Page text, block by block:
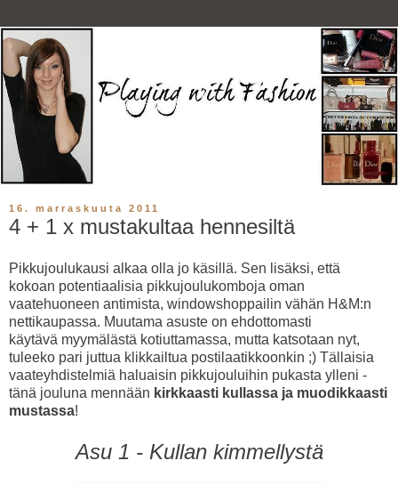
16. marraskuuta 2011
4 + 1 x mustakultaa hennesiltä
Pikkujoulukausi alkaa olla jo käsillä. Sen lisäksi, että
kokoan potentiaalisia pikkujoulukomboja oman
vaatehuoneen antimista, windowshoppailin vähän H&M:n
nettikaupassa. Muutama asuste on ehdottomasti
käytävä myymälästä kotiuttamassa, mutta katsotaan nyt,
tuleeko pari juttua klikkailtua postilaatikkoonkin ;) Tällaisia
vaateyhdistelmiä haluaisin pikkujouluihin pukasta ylleni -
tänä jouluna mennään kirkkaasti kullassa ja muodikkaasti
mustassa!
Asu 1 - Kullan kimmellystä